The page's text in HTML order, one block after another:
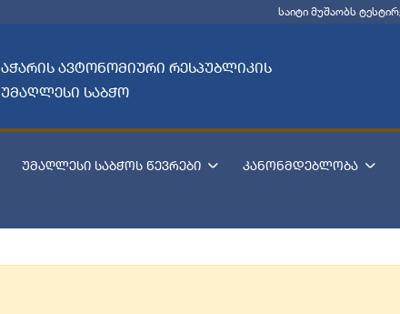
საიტი მუშაობს
აჭარის ავტონომიური რესპუბლიკის
უმაღლესი საბჭო
უმაღლესი საბჭოს წევრები კანონმდებლობა